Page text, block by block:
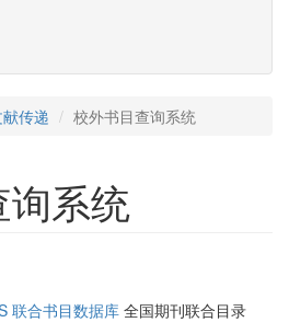
传递 校外书目查询系统
系统
联合书目数据库 全国期刊联合目录